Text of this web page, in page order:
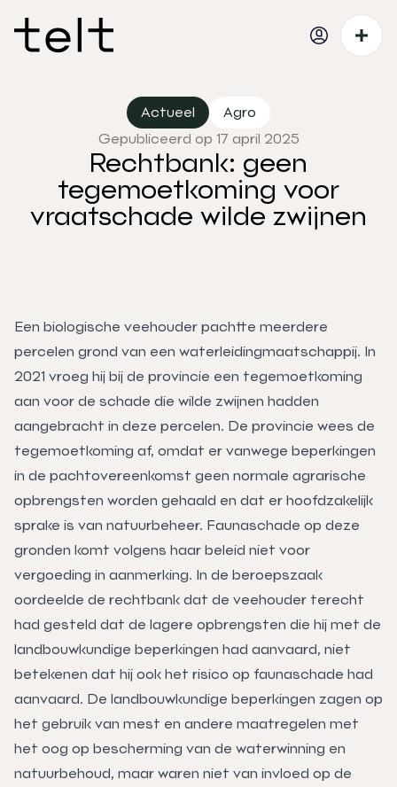
Actueel
Agro
Gepubliceerd op 17 april 2025
Rechtbank: geen
tegemoetkoming voor
vraatschade wilde zwijnen
Een biologische veehouder pachtte meerdere
percelen grond van een waterleidingmaatschappij. In
2021 vroeg hij bij de provincie een tegemoetkoming
aan voor de schade die wilde zwijnen hadden
aangebracht in deze percelen. De provincie wees de
tegemoetkoming af, omdat er vanwege beperkingen
in de pachtovereenkomst geen normale agrarische
opbrengsten worden gehaald en dat er hoofdzakelijk
sprake is van natuurbeheer. Faunaschade op deze
gronden komt volgens haar beleid niet voor
vergoeding in aanmerking. In de beroepszaak
oordeelde de rechtbank dat de veehouder terecht
had gesteld dat de lagere opbrengsten die hij met de
landbouwkundige beperkingen had aanvaard, niet
betekenen dat hij ook het risico op faunaschade had
aanvaard. De landbouwkundige beperkingen zagen op
het gebruik van mest en andere maatregelen met
het oog op bescherming van de waterwinning en
natuurbehoud, maar waren niet van invloed op de